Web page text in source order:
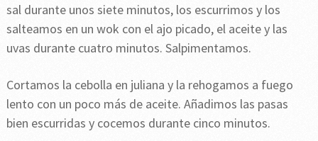
sal durante unos siete minutos, los escurrimos y los
salteamos en un wok con el ajo picado, el aceite y las
uvas durante cuatro minutos. Salpimentamos.
Cortamos la cebolla en juliana y la rehogamos a fuego
lento con un poco más de aceite. Añadimos las pasas
bien escurridas y cocemos durante cinco minutos.